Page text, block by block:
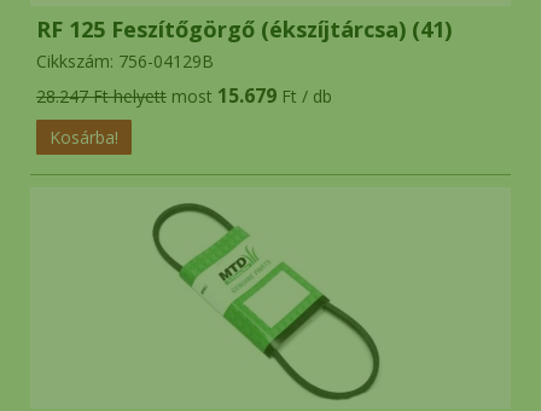
RF 125 Feszítőgörgő (ékszíjtárcsa) (41)
Cikkszám: 756-04129B
28.247 Ft helyett most 15.679 Ft / db